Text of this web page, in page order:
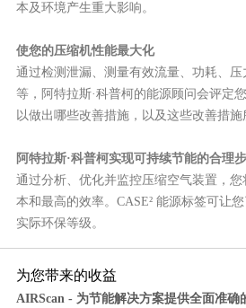
产品展示
本及环境产生重大影响。
使您的压缩机性能最大化
通过检测泄漏、测量有效流量、功耗、
等，阿特拉斯·科普柯的能源顾问会评定
以做出哪些改善措施，以及这些改善措施
阿特拉斯·科普柯实现可持续节能的合理步
通过分析、优化并监控压缩空气装置，
本和最高的效率。CASE² 能源标签可让
实际环保等级。
为您带来的收益
AIRScan - 为节能解决方案提供全面准确